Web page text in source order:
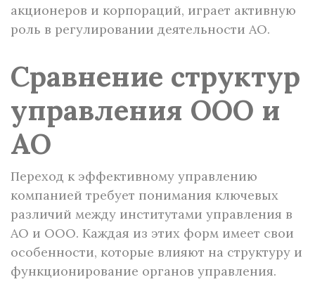
акционеров и корпораций, играет активную
роль в регулировании деятельности АО.
Сравнение структур
управления ООО и
АО
Переход к эффективному управлению
компанией требует понимания ключевых
различий между институтами управления в
АО и ООО. Каждая из этих форм имеет свои
особенности, которые влияют на структуру и
функционирование органов управления.